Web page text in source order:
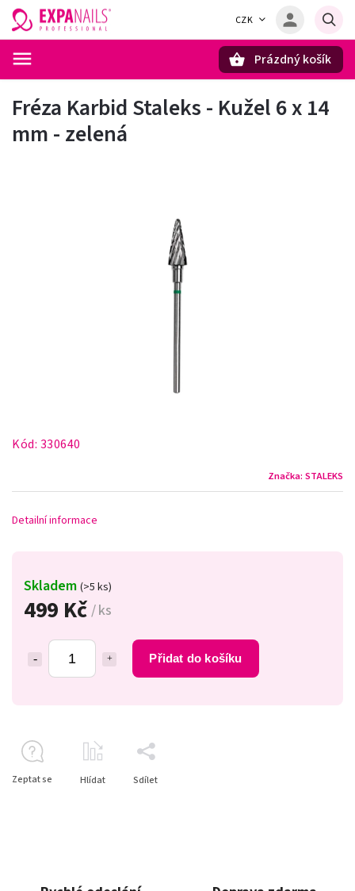
CZK
Prázdný košík
Fréza Karbid Staleks - Kužel 6 x 14
mm - zelená
Kód: 330640
Značka: STALEKS
499 Kč / ks
Přidat do košíku
Skladem (>5 ks)
Detailní informace
Zeptat se Hlídat Sdílet